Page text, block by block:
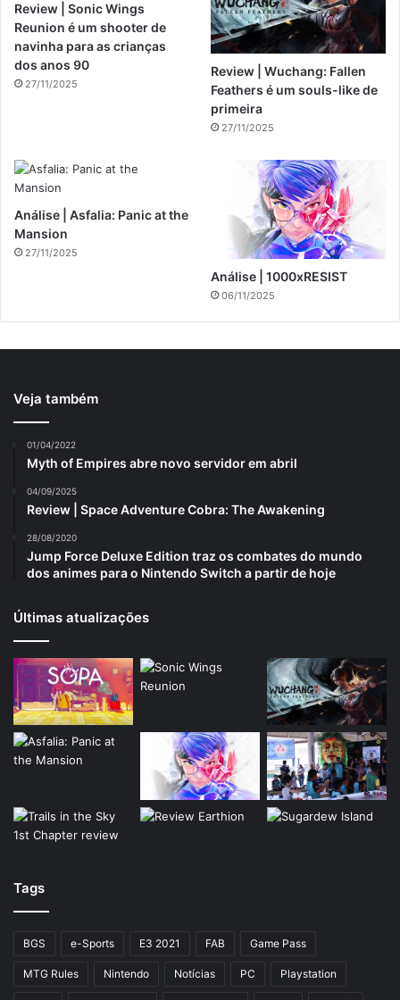
Review | Sonic Wings
Reunion é um shooter de
navinha para as crianças
dos anos 90
27/11/2025
Review | Wuchang: Fallen
Feathers é um souls-like de
primeira
27/11/2025
Análise | Asfalia: Panic at the
Mansion
27/11/2025
Análise | 1000xRESIST
06/11/2025
Veja também
01/04/2022
Myth of Empires abre novo servidor em abril
04/09/2025
Review | Space Adventure Cobra: The Awakening
28/08/2020
Jump Force Deluxe Edition traz os combates do mundo
dos animes para o Nintendo Switch a partir de hoje
Últimas atualizações
Tags
BGS e-Sports E3 2021 FAB Game Pass
MTG Rules Nintendo Notícias PC Playstation